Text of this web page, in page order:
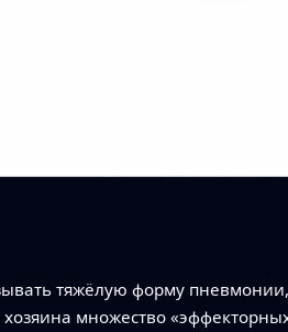
тяжёлую форму
множество